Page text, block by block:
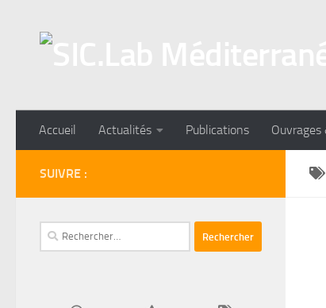
Accueil Actualités Publications Ouvrages
SUIVRE :
Rechercher :